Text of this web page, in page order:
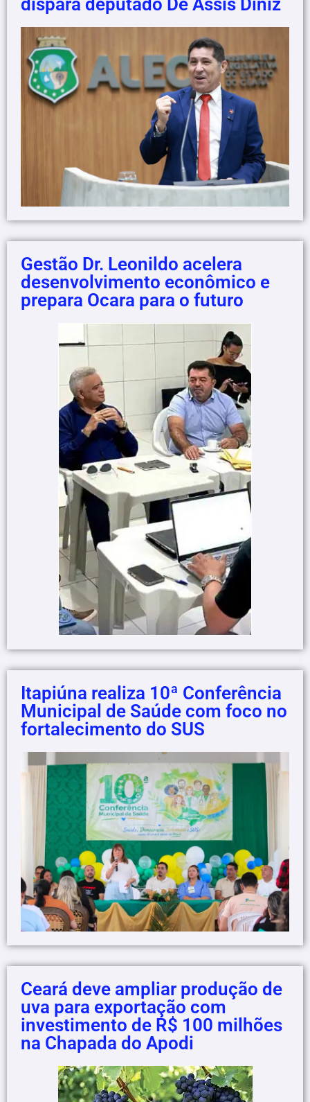
dispara deputado De Assis Diniz
Gestão Dr. Leonildo acelera
desenvolvimento econômico e
prepara Ocara para o futuro
Itapiúna realiza 10ª Conferência
Municipal de Saúde com foco no
fortalecimento do SUS
Ceará deve ampliar produção de
uva para exportação com
investimento de R$ 100 milhões
na Chapada do Apodi